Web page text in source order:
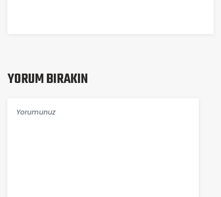
YORUM BIRAKIN